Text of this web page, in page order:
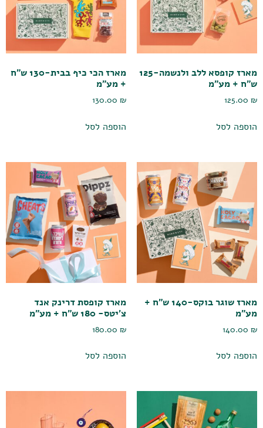
מארז קופסא ללב ולנשמה-125
ש"ח + מע"מ
125.00 ₪
הוספה לסל
מארז הכי כיף בבית-130 ש"ח
+ מע"מ
130.00₪
הוספה לסל
מארז שוגר בוקס-140 ש"ח +
מע"מ
140.00 ₪
הוספה לסל
מארז קופסת דרינק אנד
צ'יטס- 180 ש"ח + מע"מ
180.00₪
הוספה לסל